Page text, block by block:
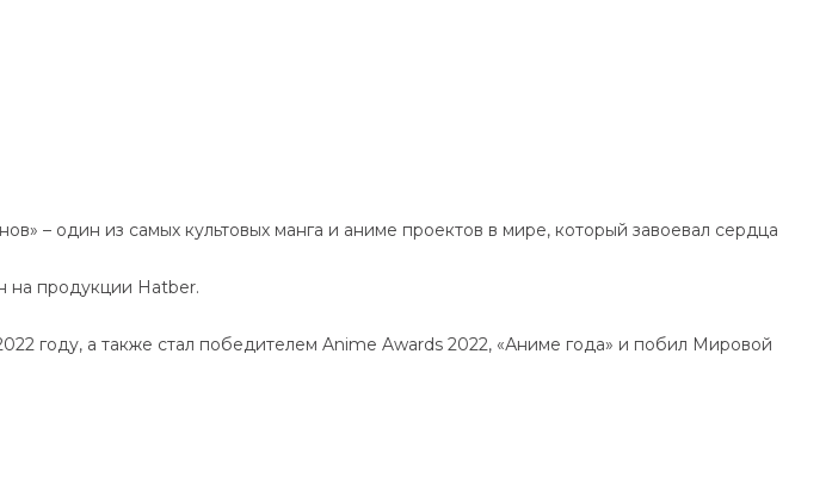
– один из самых культовых манга и аниме проектов в мире, который завоевал сердца
на продукции Hatber.
году, а также стал победителем Anime Awards 2022, «Аниме года» и побил Мировой